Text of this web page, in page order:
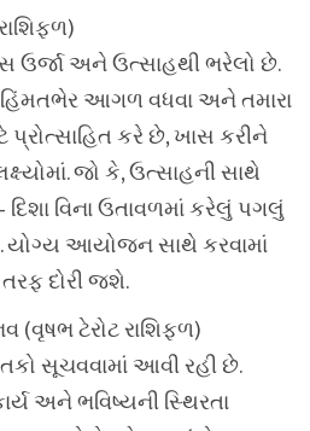
ઉર્જા અને ઉત્સાહથી ભરેલો છે.
આગળ વધવા અને તમારા
પ્રોત્સાહિત કરે છે, ખાસ કરીને
જો કે, ઉત્સાહની સાથે
વિના ઉતાવળમાં કરેલું પગલું
આયોજન સાથે કરવામાં
દોરી જશે.
(વૃષભ ટેરોટ રાશિફળ)
સૂચવવામાં આવી રહી છે.
અને ભવિષ્યની સ્થિરતા